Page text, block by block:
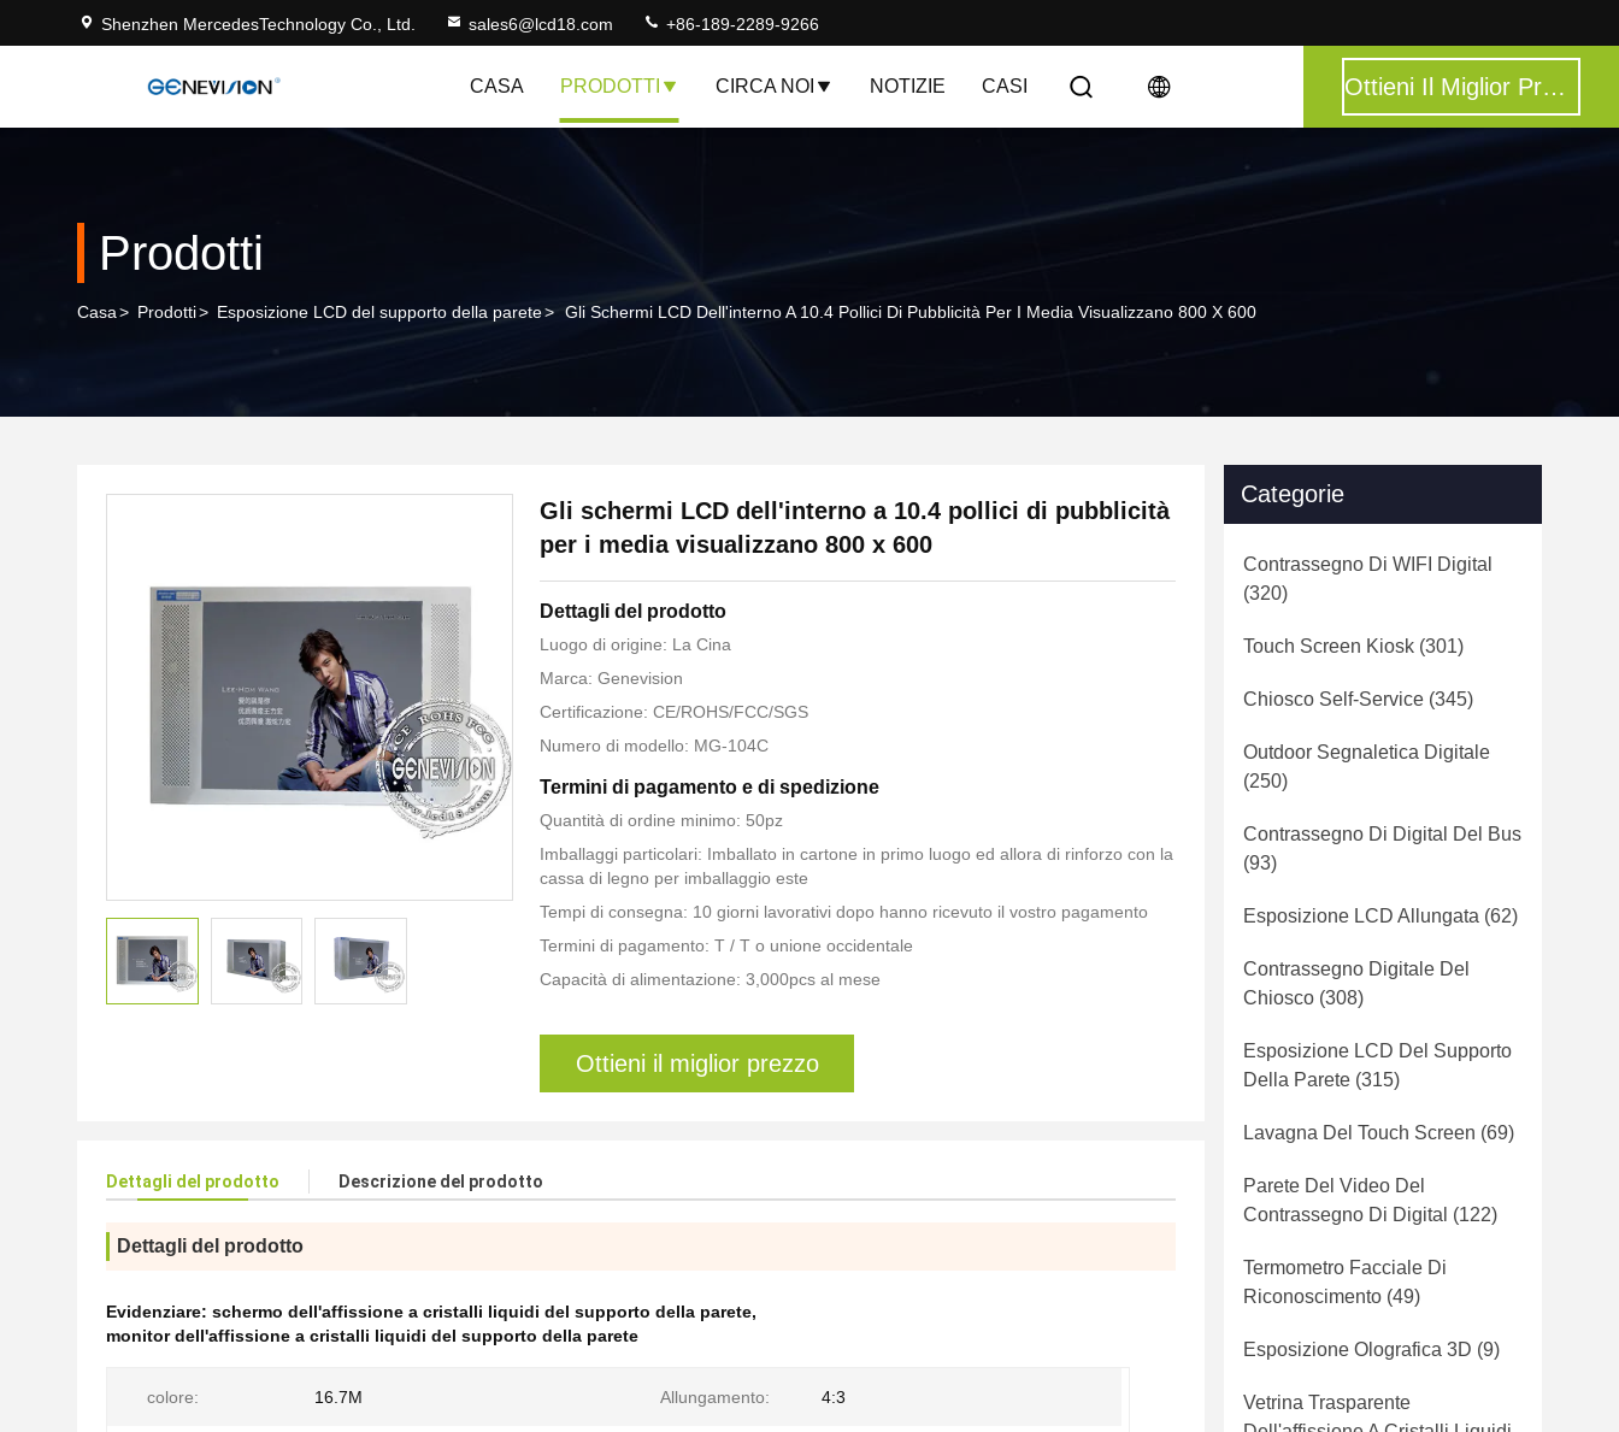
Shenzhen MercedesTechnology Co., Ltd. sales6@lcd18.com +86-189-2289-9266
CASA PRODOTTI CIRCA NOI NOTIZIE CASI Ottieni Il Miglior Prezzo
Prodotti
Casa> Prodotti> Esposizione LCD del supporto della parete> Gli Schermi LCD Dell'interno A 10.4 Pollici Di Pubblicità Per I Media Visualizzano 800 X 600
Gli schermi LCD dell'interno a 10.4 pollici di pubblicità
per i media visualizzano 800 x 600
Dettagli del prodotto
Luogo di origine: La Cina
Marca: Genevision
Certificazione: CE/ROHS/FCC/SGS
Numero di modello: MG-104C
Termini di pagamento e di spedizione
Quantità di ordine minimo: 50pz
Imballaggi particolari: Imballato in cartone in primo luogo ed allora di rinforzo con la
cassa di legno per imballaggio este
Tempi di consegna: 10 giorni lavorativi dopo hanno ricevuto il vostro pagamento
Termini di pagamento: T / T o unione occidentale
Capacità di alimentazione: 3,000pcs al mese
Ottieni il miglior prezzo
Dettagli del prodotto Descrizione del prodotto
Dettagli del prodotto
Evidenziare: schermo dell'affissione a cristalli liquidi del supporto della parete,
monitor dell'affissione a cristalli liquidi del supporto della parete
colore: 16.7M Allungamento: 4:3
Categorie
Contrassegno Di WIFI Digital
(320)
Touch Screen Kiosk (301)
Chiosco Self-Service (345)
Outdoor Segnaletica Digitale
(250)
Contrassegno Di Digital Del Bus
(93)
Esposizione LCD Allungata (62)
Contrassegno Digitale Del
Chiosco (308)
Esposizione LCD Del Supporto
Della Parete (315)
Lavagna Del Touch Screen (69)
Parete Del Video Del
Contrassegno Di Digital (122)
Termometro Facciale Di
Riconoscimento (49)
Esposizione Olografica 3D (9)
Vetrina Trasparente